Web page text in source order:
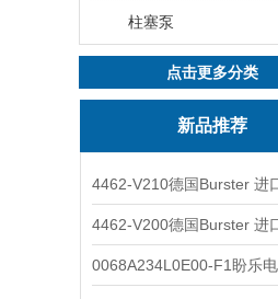
柱塞泵
点击更多分类
新品推荐